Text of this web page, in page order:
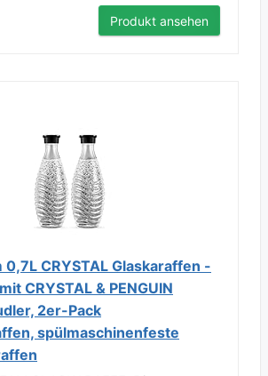
Produkt ansehen
0,7L CRYSTAL Glaskaraffen -
CRYSTAL & PENGUIN
2er-Pack
spülmaschinenfeste